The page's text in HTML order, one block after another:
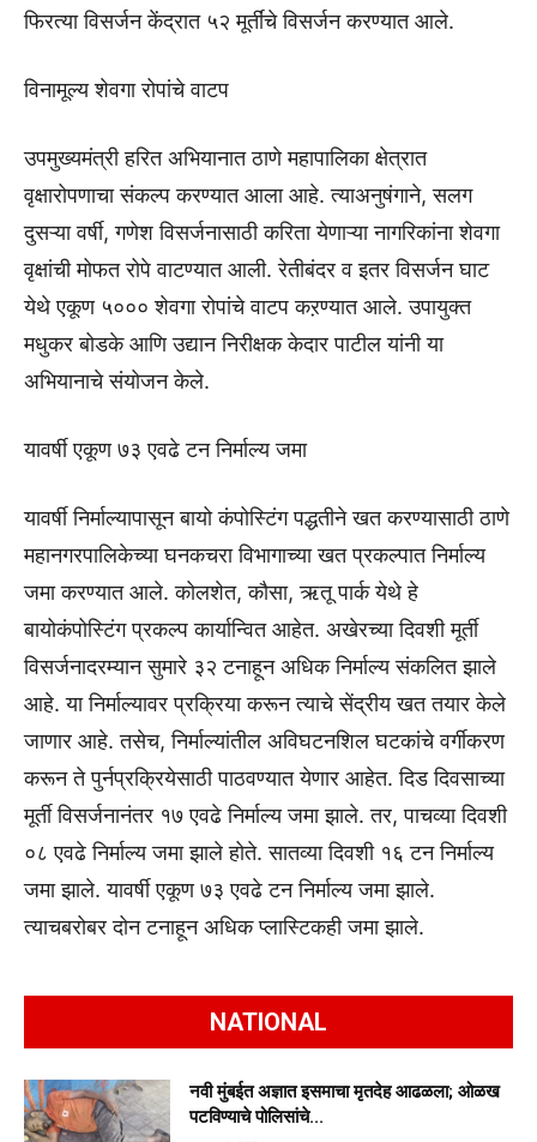
फिरत्या विसर्जन केंद्रात ५२ मूर्तींचे विसर्जन करण्यात आले.
विनामूल्य शेवगा रोपांचे वाटप
उपमुख्यमंत्री हरित अभियानात ठाणे महापालिका क्षेत्रात
वृक्षारोपणाचा संकल्प करण्यात आला आहे. त्याअनुषंगाने, सलग
दुसऱ्या वर्षी, गणेश विसर्जनासाठी करिता येणाऱ्या नागरिकांना शेवगा
वृक्षांची मोफत रोपे वाटण्यात आली. रेतीबंदर व इतर विसर्जन घाट
येथे एकूण ५००० शेवगा रोपांचे वाटप कऱण्यात आले. उपायुक्त
मधुकर बोडके आणि उद्यान निरीक्षक केदार पाटील यांनी या
अभियानाचे संयोजन केले.
यावर्षी एकूण ७३ एवढे टन निर्माल्य जमा
यावर्षी निर्माल्यापासून बायो कंपोस्टिंग पद्धतीने खत करण्यासाठी ठाणे
महानगरपालिकेच्या घनकचरा विभागाच्या खत प्रकल्पात निर्माल्य
जमा करण्यात आले. कोलशेत, कौसा, ऋतू पार्क येथे हे
बायोकंपोस्टिंग प्रकल्प कार्यान्वित आहेत. अखेरच्या दिवशी मूर्ती
विसर्जनादरम्यान सुमारे ३२ टनाहून अधिक निर्माल्य संकलित झाले
आहे. या निर्माल्यावर प्रक्रिया करून त्याचे सेंद्रीय खत तयार केले
जाणार आहे. तसेच, निर्माल्यांतील अविघटनशिल घटकांचे वर्गीकरण
करून ते पुर्नप्रक्रियेसाठी पाठवण्या‍त येणार आहेत. दिड दिवसाच्या
मूर्ती विसर्जनानंतर १७ एवढे निर्माल्य जमा झाले. तर, पाचव्या दिवशी
०८ एवढे निर्माल्य जमा झाले होते. सातव्या दिवशी १६ टन निर्माल्य
जमा झाले. यावर्षी एकूण ७३ एवढे टन निर्माल्य जमा झाले.
त्याचबरोबर दोन टनाहून अधिक प्लास्टिकही जमा झाले.
NATIONAL
नवी मुंबईत अज्ञात इसमाचा मृतदेह आढळला; ओळख
पटविण्याचे पोलिसांचे...